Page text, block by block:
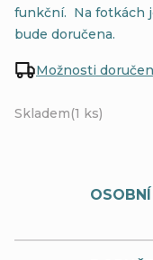
Skladem(1 ks)
Možnosti
funkční. Na fotkách
bude doručena.